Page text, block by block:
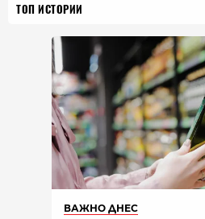
ТОП ИСТОРИИ
ВАЖНО ДНЕС